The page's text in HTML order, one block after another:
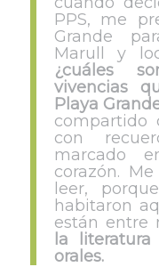
PPS, me
Grande
Marull y
¿cuáles
vivencias
Playa
compartido
con
marcado
corazón.
leer,
habitaron
están entre
la
orales.